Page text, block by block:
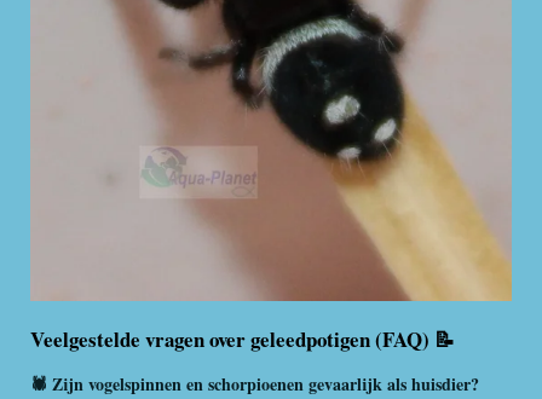
Veelgestelde vragen over geleedpotigen (FAQ) 📝
🕷️ Zijn vogelspinnen en schorpioenen gevaarlijk als huisdier?